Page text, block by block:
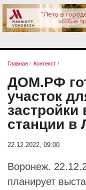
Главная / Контекст /
ДОМ.РФ
участок
станции в
22.12.2022, 09:00
Воронеж.
планирует